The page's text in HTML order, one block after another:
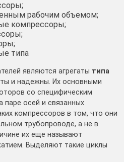
рабочим объемом;
компрессоры;
типа
являются агрегаты типа
и надежны. Их основными
со специфическим
осей и связанных
компрессоров в том, что они
трубопроводе, а не в
их еще называют
Выделяют такие циклы